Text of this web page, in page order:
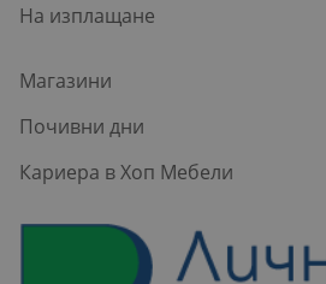
На изплащане
Магазини
Почивни дни
Кариера в Хоп Мебели